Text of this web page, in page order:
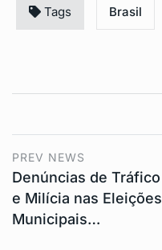
Tags Brasil
PREV NEWS
Denúncias de Tráfico
e Milícia nas Eleições
Municipais…